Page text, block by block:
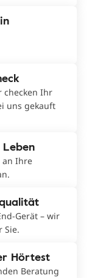
checken Ihr
uns gekauft
an Ihre
Gerät – wir
Sie.
Hörtest
Beratung